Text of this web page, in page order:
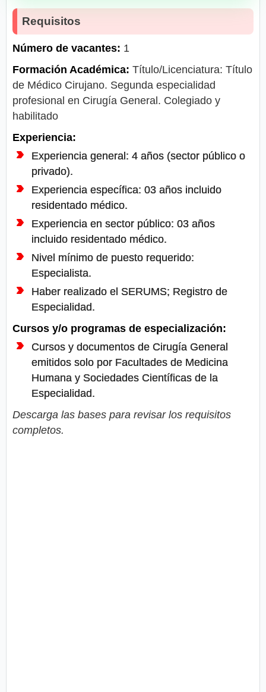
Requisitos
Número de vacantes: 1
Formación Académica: Título/Licenciatura: Título
de Médico Cirujano. Segunda especialidad
profesional en Cirugía General. Colegiado y
habilitado
Experiencia:
Experiencia general: 4 años (sector público o
privado).
Experiencia específica: 03 años incluido
residentado médico.
Experiencia en sector público: 03 años
incluido residentado médico.
Nivel mínimo de puesto requerido:
Especialista.
Haber realizado el SERUMS; Registro de
Especialidad.
Cursos y/o programas de especialización:
Cursos y documentos de Cirugía General
emitidos solo por Facultades de Medicina
Humana y Sociedades Científicas de la
Especialidad.
Descarga las bases para revisar los requisitos
completos.